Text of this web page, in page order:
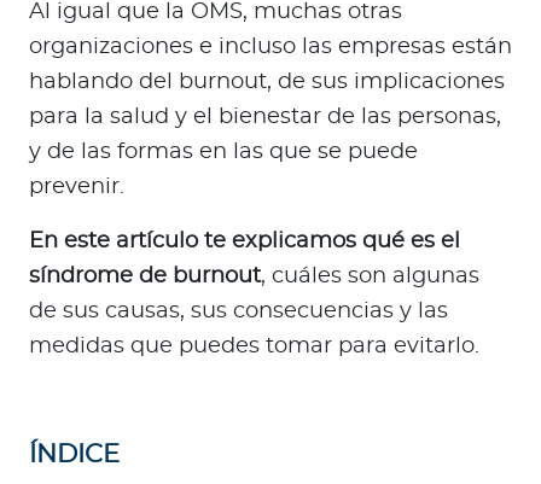
Para Agentes
Al igual que la OMS, muchas otras
organizaciones e incluso las empresas están
hablando del burnout, de sus implicaciones
para la salud y el bienestar de las personas,
y de las formas en las que se puede
prevenir.
En este artículo te explicamos qué es el
síndrome de burnout, cuáles son algunas
de sus causas, sus consecuencias y las
medidas que puedes tomar para evitarlo.
ÍNDICE